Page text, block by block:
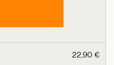
22,90 €